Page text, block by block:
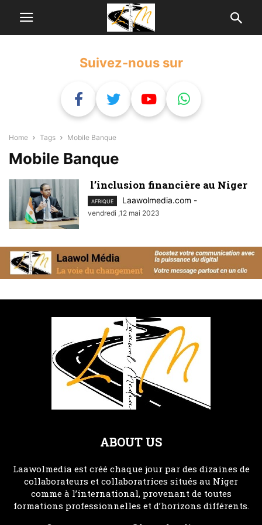
Suivez-nous sur
Home Tags Mobile Banque
Mobile Banque
l’inclusion financière au Niger
AFRIQUE Laawolmedia.com -
vendredi ,12 mai 2023
ABOUT US
Laawolmedia est créé chaque jour par des dizaines de
collaborateurs et collaboratrices situés au Niger
comme à l’international, provenant de toutes
formations professionnelles et d’horizons différents.